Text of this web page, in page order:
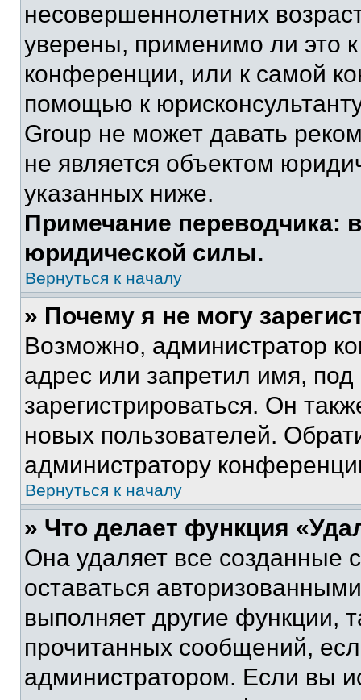
несовершеннолетних
уверены, применимо ли это
конференции, или к самой
помощью к
Group не может давать
не является объектом
указанных ниже.
Примечание переводчика:
юридической силы.
Вернуться к началу
» Почему я не могу
Возможно, администратор
адрес или запретил имя,
зарегистрироваться. Он
новых пользователей.
администратору
Вернуться к началу
» Что делает функция
Она удаляет все созданные
оставаться
выполняет другие функции,
прочитанных сообщений,
администратором. Если вы